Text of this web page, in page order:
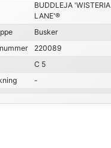
BUDDLEJA 'WISTERIA
LANE'®
Busker
220089
C 5
-